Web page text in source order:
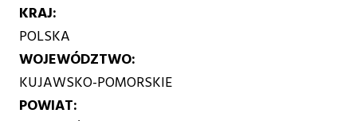
KRAJ
POLSKA
WOJEWÓDZTWO
KUJAWSKO-POMORSKIE
POWIAT